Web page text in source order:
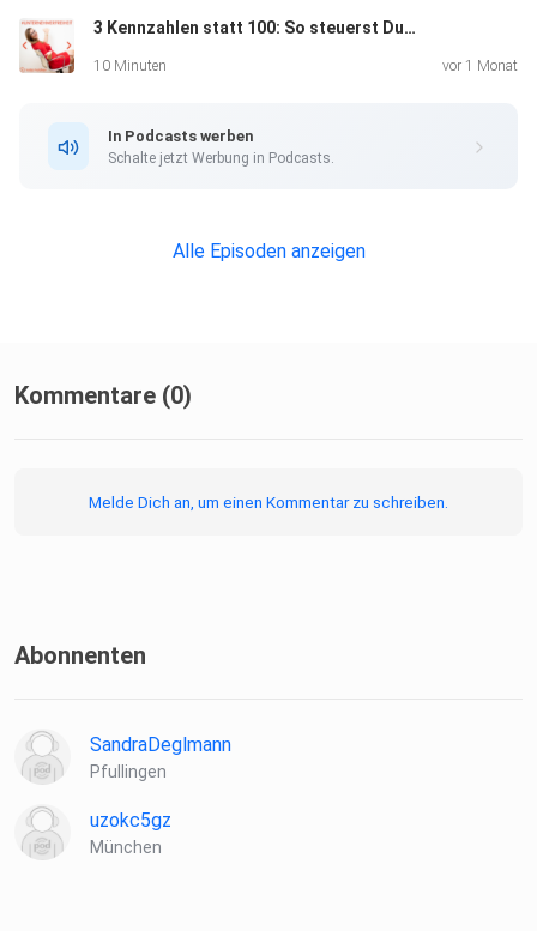
3 Kennzahlen statt 100: So steuerst Du Dein Unternehmen in 15 Minuten
10 Minuten vor 1 Monat
In Podcasts werben
Schalte jetzt Werbung in Podcasts.
Alle Episoden anzeigen
Kommentare (0)
Melde Dich an, um einen Kommentar zu schreiben.
Abonnenten
SandraDeglmann
Pfullingen
uzokc5gz
München